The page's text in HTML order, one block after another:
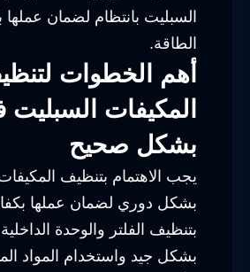
السبليت بانتظام لضمان عملها
الطاقة.
أهم الخطوات
المكيفات
بشكل صحيح
يجب الاهتمام بتنظيف
بشكل دوري لضمان عملها
بتنظيف الفلتر والوحدة
بشكل جيد واستخدام المواد